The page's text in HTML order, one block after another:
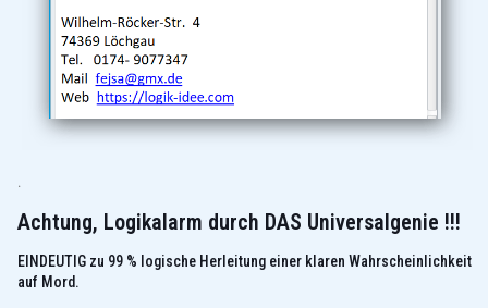
.
Achtung, Logikalarm durch DAS Universalgenie !!!
EINDEUTIG zu 99 % logische Herleitung einer klaren Wahrscheinlichkeit
auf Mord.